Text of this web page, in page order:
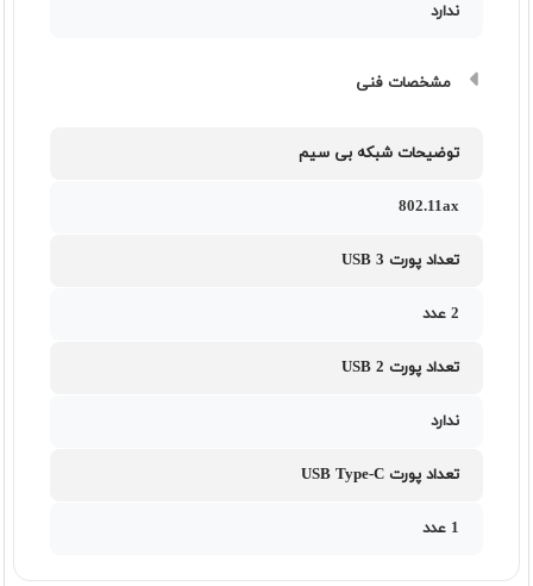
ندارد
مشخصات فنی
توضیحات شبکه بی سیم
802.11ax
تعداد پورت USB 3
2 عدد
تعداد پورت USB 2
ندارد
تعداد پورت USB Type-C
1 عدد